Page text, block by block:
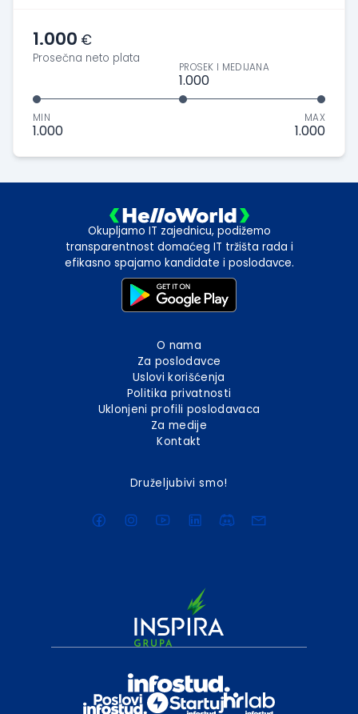
1.000 €
Prosečna neto plata
MIN
1.000
PROSEK I MEDIJANA
1.000
MAX
1.000
Okupljamo IT zajednicu, podižemo
transparentnost domaćeg IT tržišta rada i
efikasno spajamo kandidate i poslodavce.
O nama
Za poslodavce
Uslovi korišćenja
Politika privatnosti
Uklonjeni profili poslodavaca
Za medije
Kontakt
Druželjubivi smo!